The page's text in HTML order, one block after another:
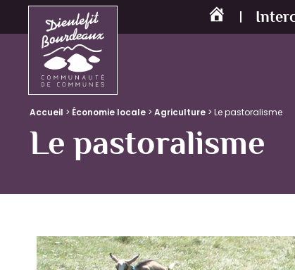
Accueil
Accueil > Économie locale > Agriculture > Le pastoralisme
Le pastoralisme